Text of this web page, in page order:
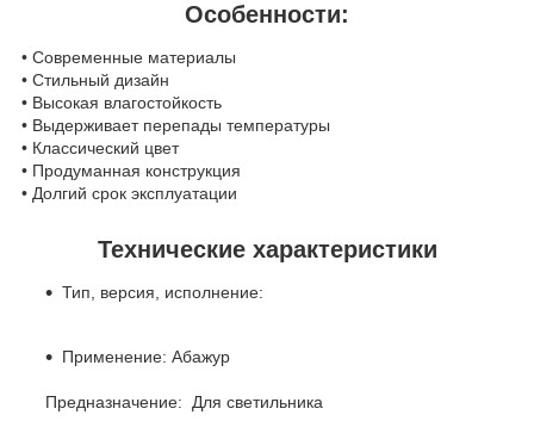
Особенности:
• Современные материалы
• Стильный дизайн
• Высокая влагостойкость
• Выдерживает перепады температуры
• Классический цвет
• Продуманная конструкция
• Долгий срок эксплуатации
Технические характеристики
Тип, версия, исполнение:
Применение: Абажур
Предназначение: Для светильника